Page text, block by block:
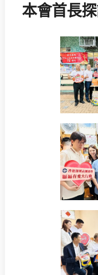
本會首長